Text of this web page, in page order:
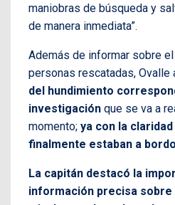
maniobras de búsqueda y
de manera inmediata”.
Además de informar sobre
personas rescatadas, Ovalle
del hundimiento
investigación que se va a
momento; ya con la
finalmente estaban a bordo
La capitán destacó la
información precisa sobre